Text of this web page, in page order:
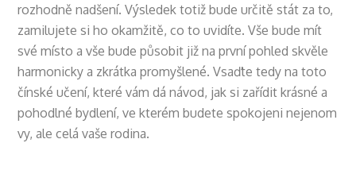
rozhodně nadšení. Výsledek totiž bude určitě stát za to,
zamilujete si ho okamžitě, co to uvidíte. Vše bude mít
své místo a vše bude působit již na první pohled skvěle
harmonicky a zkrátka promyšlené. Vsaďte tedy na toto
čínské učení, které vám dá návod, jak si zařídit krásné a
pohodlné bydlení, ve kterém budete spokojeni nejenom
vy, ale celá vaše rodina.